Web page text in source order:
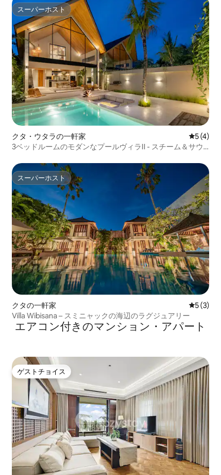
スーパーホスト
スーパーホスト
クタ・ウタラの一軒家 レビュー
5 (4)
3ベッドルームのモダンなプールヴィラII - スチーム＆サウ
スーパーホスト
スーパーホスト
クタの一軒家 レビュー
5 (3)
Villa Wibisana – スミニャックの海辺のラグジュアリー
エアコン付きのマンション・アパート
ゲストチョイス
ゲストチョイス